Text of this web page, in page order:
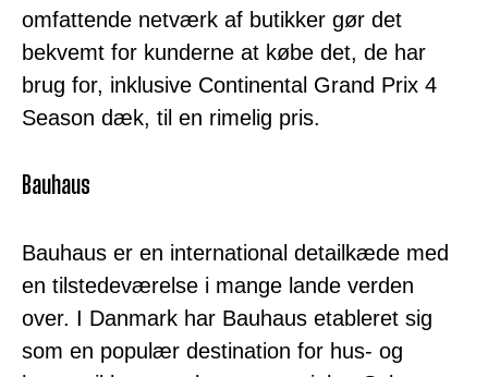
omfattende netværk af butikker gør det
bekvemt for kunderne at købe det, de har
brug for, inklusive Continental Grand Prix 4
Season dæk, til en rimelig pris.
Bauhaus
Bauhaus er en international detailkæde med
en tilstedeværelse i mange lande verden
over. I Danmark har Bauhaus etableret sig
som en populær destination for hus- og